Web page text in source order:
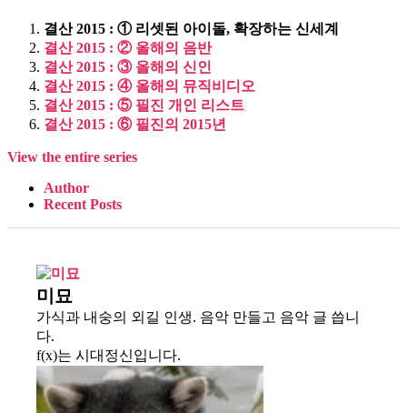
결산 2015 : ① 리셋된 아이돌, 확장하는 신세계
결산 2015 : ② 올해의 음반
결산 2015 : ③ 올해의 신인
결산 2015 : ④ 올해의 뮤직비디오
결산 2015 : ⑤ 필진 개인 리스트
결산 2015 : ⑥ 필진의 2015년
View the entire series
Author
Recent Posts
미묘
가식과 내숭의 외길 인생. 음악 만들고 음악 글 씁니
다.
f(x)는 시대정신입니다.